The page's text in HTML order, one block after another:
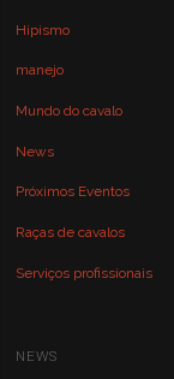
Hipismo
manejo
Mundo do cavalo
News
Próximos Eventos
Raças de cavalos
Serviços profissionais
NEWS